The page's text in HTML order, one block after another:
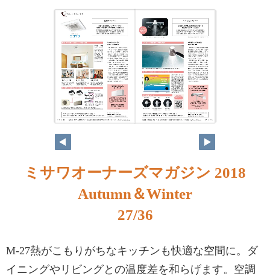
ミサワオーナーズマガジン 2018
Autumn＆Winter
27/36
M-27熱がこもりがちなキッチンも快適な空間に。ダ
イニングやリビングとの温度差を和らげます。空調